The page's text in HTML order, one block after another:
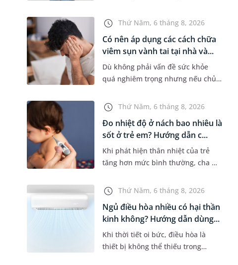
nước mũi thường xuyên khiến
người bệnh khó chịu. Tuy nhiên,...
Thứ Năm, 6 tháng 8, 2026
Có nên áp dụng các cách chữa
viêm sụn vành tai tại nhà và...
Dù không phải vấn đề sức khỏe
quá nghiêm trọng nhưng nếu chủ
bệnh có thể phải đối mặt với một
số biến chứng. Nếu chưa xuất hiệ...
Thứ Năm, 6 tháng 8, 2026
Đo nhiệt độ ở nách bao nhiêu là
sốt ở trẻ em? Hướng dẫn c...
Khi phát hiện thân nhiệt của trẻ
tăng hơn mức bình thường, cha mẹ
Tuy nhiên, không phải ai cũng biết
đo nhiệt độ ở nách bao...
Thứ Năm, 6 tháng 8, 2026
Ngủ điều hòa nhiều có hại thần
kinh không? Hướng dẫn dùng...
Khi thời tiết oi bức, điều hòa là
thiết bị không thể thiếu trong